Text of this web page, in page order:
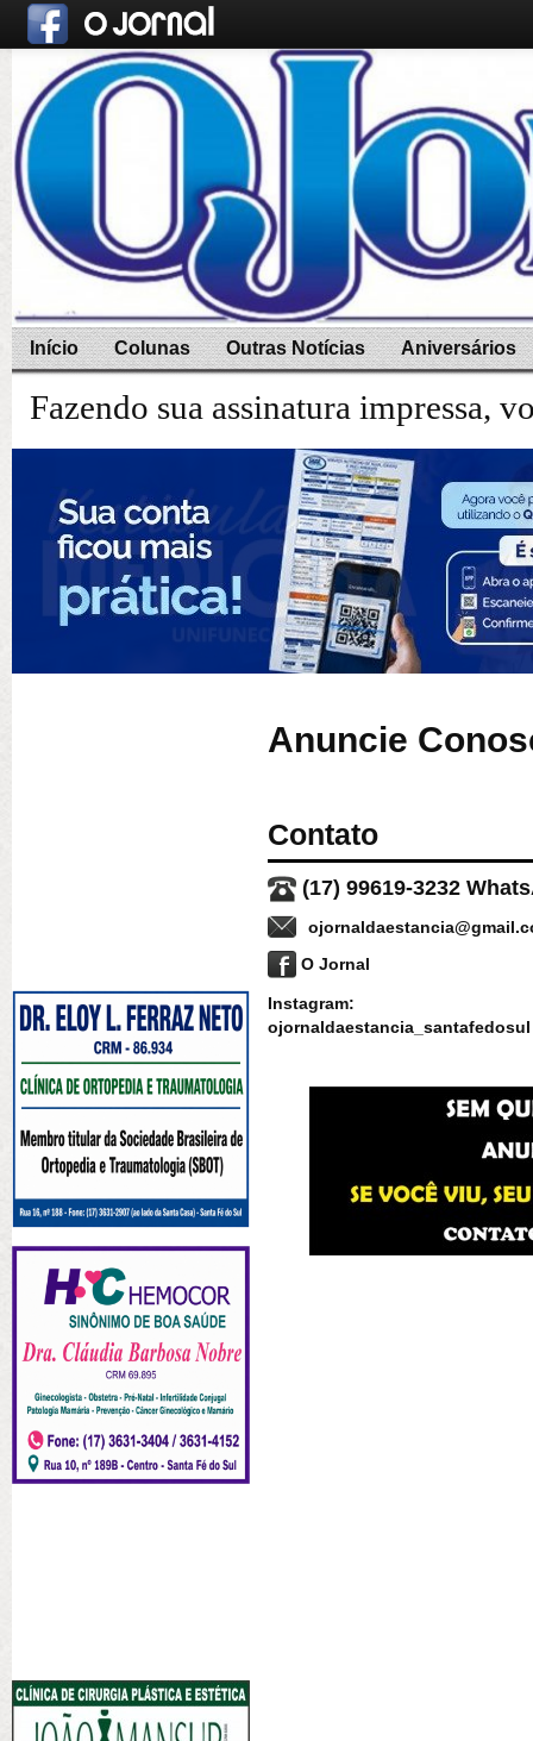
Início Colunas Outras Notícias Aniversários
Fazendo sua assinatura impressa,
Anuncie
Contato
(17) 99619-3232
O Jornal
Instagram:
ojornaldaestancia_santafedosul